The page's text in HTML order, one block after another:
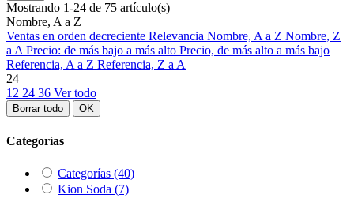
Mostrando 1-24 de 75 artículo(s)
Nombre, A a Z
Ventas en orden decreciente Relevancia Nombre, A a Z Nombre, Z
a APrecio: de más bajo a más alto Precio, de más alto a más bajo
Referencia, A a Z Referencia, Z a A
24
12 24 36 Ver todo
Borrar todo OK
Categorías
Categorías (40)
Kion Soda (7)